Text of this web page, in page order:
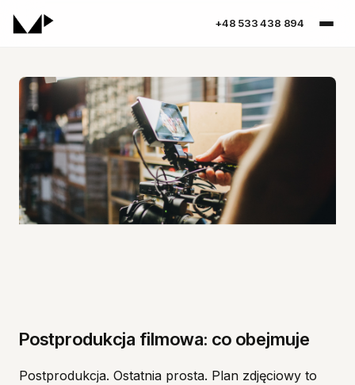
Postprodukcja filmowa: co obejmuje
Termin montażu
Postprodukcja filmowa: co obejmuje
Postprodukcja. Ostatnia prosta. Plan zdjęciowy to
+48 533 438 894